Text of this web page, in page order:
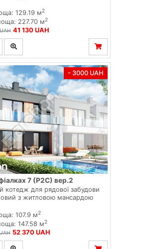
129.19 м2
227.70 м2
41 130 UAH
- 3000 UAH
7 (Р2С) вер.2
котедж для рядової забудови
з житловою мансардою
107.9 м2
147.58 м2
52 370 UAH